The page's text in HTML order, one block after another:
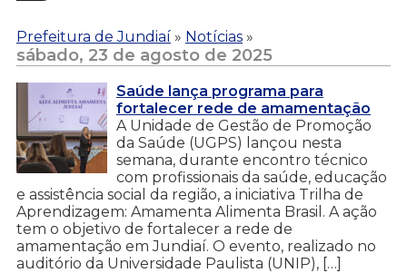
Prefeitura de Jundiaí » Notícias »
sábado, 23 de agosto de 2025
Saúde lança programa para
fortalecer rede de amamentação
A Unidade de Gestão de Promoção
da Saúde (UGPS) lançou nesta
semana, durante encontro técnico
com profissionais da saúde, educação
e assistência social da região, a iniciativa Trilha de
Aprendizagem: Amamenta Alimenta Brasil. A ação
tem o objetivo de fortalecer a rede de
amamentação em Jundiaí. O evento, realizado no
auditório da Universidade Paulista (UNIP), […]